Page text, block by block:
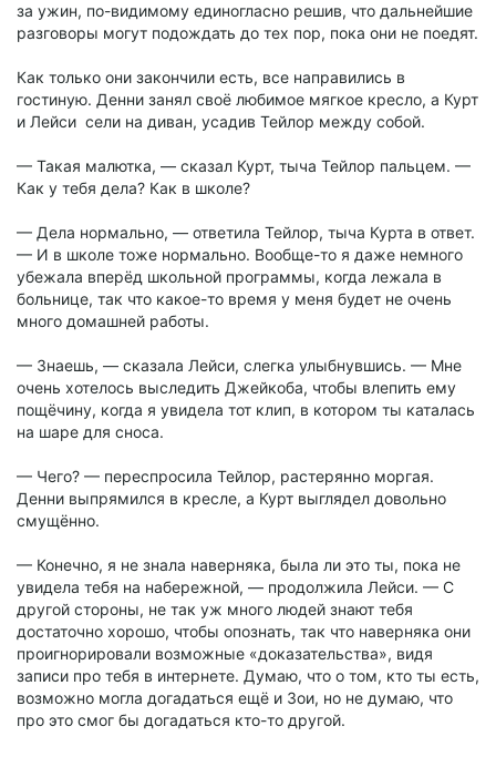
за ужин, по-видимому единогласно решив, что дальнейшие
разговоры могут подождать до тех пор, пока они не поедят.
Как только они закончили есть, все направились в
гостиную. Денни занял своё любимое мягкое кресло, а Курт
и Лейси сели на диван, усадив Тейлор между собой.
— Такая малютка, — сказал Курт, тыча Тейлор пальцем. —
Как у тебя дела? Как в школе?
— Дела нормально, — ответила Тейлор, тыча Курта в ответ.
— И в школе тоже нормально. Вообще-то я даже немного
убежала вперёд школьной программы, когда лежала в
больнице, так что какое-то время у меня будет не очень
много домашней работы.
— Знаешь, — сказала Лейси, слегка улыбнувшись. — Мне
очень хотелось выследить Джейкоба, чтобы влепить ему
пощёчину, когда я увидела тот клип, в котором ты каталась
на шаре для сноса.
— Чего? — переспросила Тейлор, растерянно моргая.
Денни выпрямился в кресле, а Курт выглядел довольно
смущённо.
— Конечно, я не знала наверняка, была ли это ты, пока не
увидела тебя на набережной, — продолжила Лейси. — С
другой стороны, не так уж много людей знают тебя
достаточно хорошо, чтобы опознать, так что наверняка они
проигнорировали возможные «доказательства», видя
записи про тебя в интернете. Думаю, что о том, кто ты есть,
возможно могла догадаться ещё и Зои, но не думаю, что
про это смог бы догадаться кто-то другой.